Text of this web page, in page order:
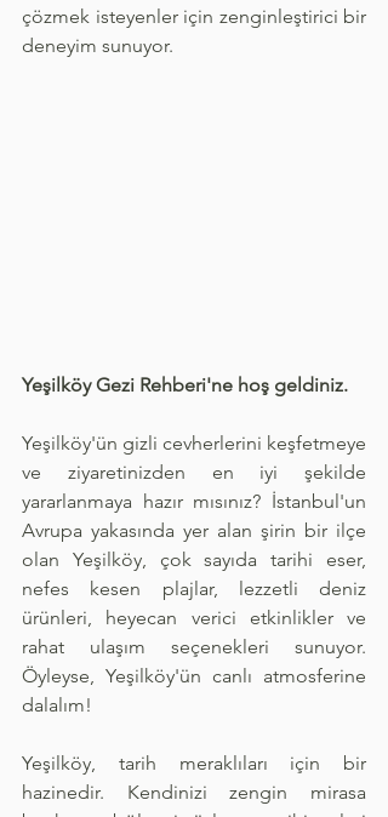
çözmek isteyenler için zenginleştirici bir
deneyim sunuyor.
Yeşilköy Gezi Rehberi'ne hoş geldiniz.
Yeşilköy'ün gizli cevherlerini keşfetmeye
ve ziyaretinizden en iyi şekilde
yararlanmaya hazır mısınız? İstanbul'un
Avrupa yakasında yer alan şirin bir ilçe
olan Yeşilköy, çok sayıda tarihi eser,
nefes kesen plajlar, lezzetli deniz
ürünleri, heyecan verici etkinlikler ve
rahat ulaşım seçenekleri sunuyor.
Öyleyse, Yeşilköy'ün canlı atmosferine
dalalım!
Yeşilköy, tarih meraklıları için bir
hazinedir. Kendinizi zengin mirasa